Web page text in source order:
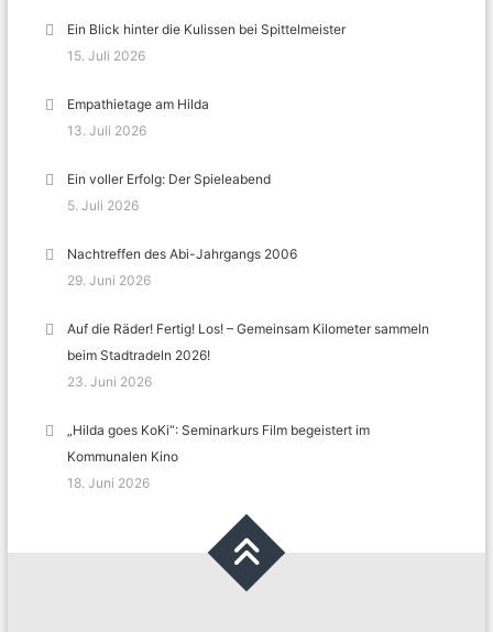
Ein Blick hinter die Kulissen bei Spittelmeister
15. Juli 2026
Empathietage am Hilda
13. Juli 2026
Ein voller Erfolg: Der Spieleabend
5. Juli 2026
Nachtreffen des Abi-Jahrgangs 2006
29. Juni 2026
Auf die Räder! Fertig! Los! – Gemeinsam Kilometer sammeln
beim Stadtradeln 2026!
23. Juni 2026
„Hilda goes KoKi“: Seminarkurs Film begeistert im
Kommunalen Kino
18. Juni 2026